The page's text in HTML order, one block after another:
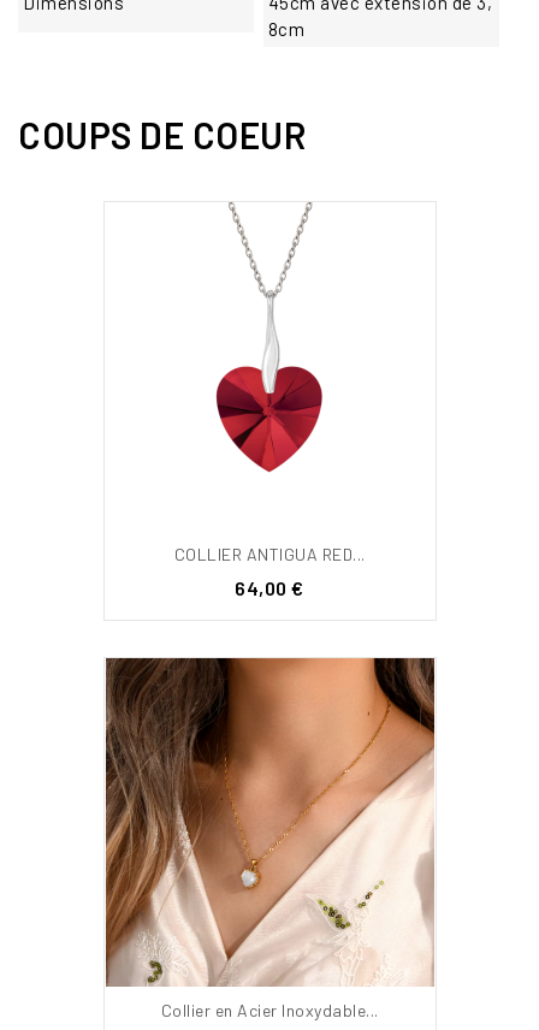
8cm
COUPS DE COEUR
COLLIER ANTIGUA RED...
Prix
64,00 €
Collier en Acier Inoxydable...